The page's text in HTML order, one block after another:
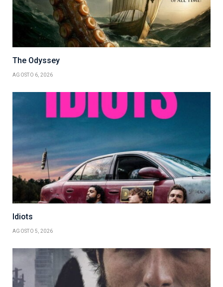
The Odyssey
AGOSTO 6, 2026
Idiots
AGOSTO 5, 2026